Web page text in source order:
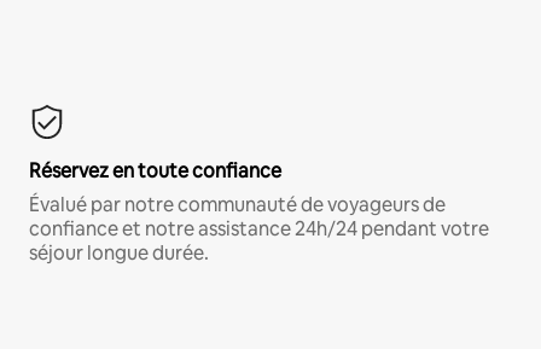
Réservez en toute confiance
Évalué par notre communauté de voyageurs de
confiance et notre assistance 24h/24 pendant votre
séjour longue durée.